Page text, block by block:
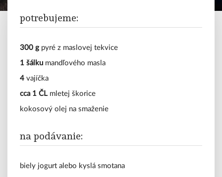
mäso
vegetariánske
sladké
blog
potrebujeme:
300 g pyré z maslovej tekvice
1 šálku mandľového masla
4 vajíčka
cca 1 ČL mletej škorice
kokosový olej na smaženie
na podávanie:
biely jogurt alebo kyslá smotana